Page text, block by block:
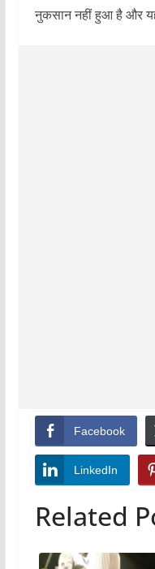
नुकसान नहीं हुआ है और
Facebook
LinkedIn
Related